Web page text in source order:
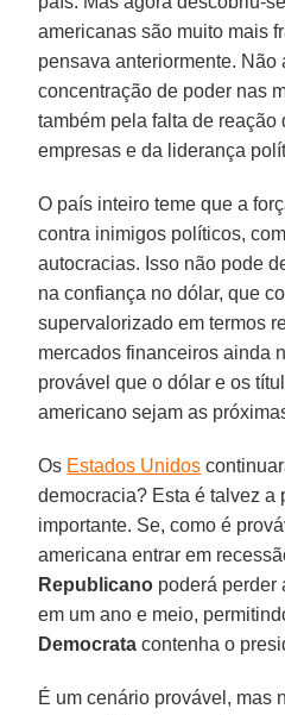
americanas são muito mais
pensava anteriormente. Não
concentração de poder nas
também pela falta de
empresas e da liderança
O país inteiro teme que a
contra inimigos políticos,
autocracias. Isso não pode
na confiança no dólar, que
supervalorizado em termos
mercados financeiros ainda
provável que o dólar e os
americano sejam as
Os Estados Unidos
democracia? Esta é talvez a
importante. Se, como é
americana entrar em
Republicano poderá perder
em um ano e meio,
Democrata contenha o
É um cenário provável, mas